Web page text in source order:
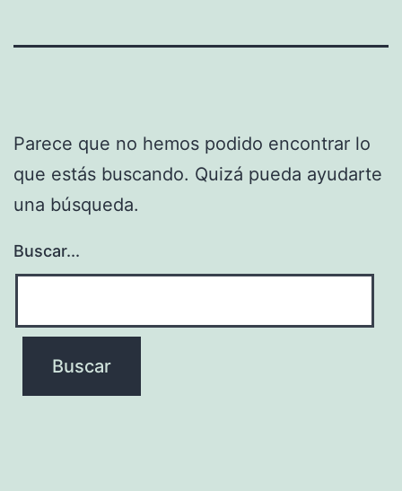
Parece que no hemos podido encontrar lo
que estás buscando. Quizá pueda ayudarte
una búsqueda.
Buscar...